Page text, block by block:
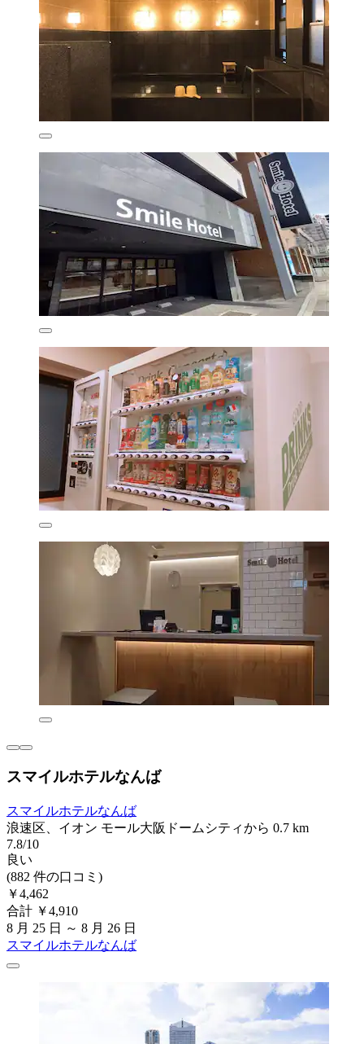
スマイルホテルなんば
スマイルホテルなんば
浪速区、イオン モール大阪ドームシティから 0.7 km
7.8/10
良い
(882 件の口コミ)
￥4,462
合計 ￥4,910
8 月 25 日 ～ 8 月 26 日
スマイルホテルなんば